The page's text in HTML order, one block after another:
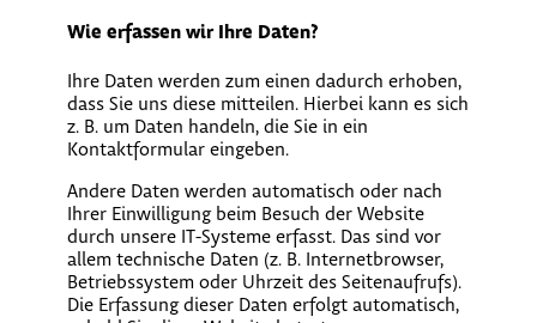
Wie erfassen wir Ihre Daten?
Ihre Daten werden zum einen dadurch erhoben,
dass Sie uns diese mitteilen. Hierbei kann es sich
z. B. um Daten handeln, die Sie in ein
Kontaktformular eingeben.
Andere Daten werden automatisch oder nach
Ihrer Einwilligung beim Besuch der Website
durch unsere IT-Systeme erfasst. Das sind vor
allem technische Daten (z. B. Internetbrowser,
Betriebssystem oder Uhrzeit des Seitenaufrufs).
Die Erfassung dieser Daten erfolgt automatisch,